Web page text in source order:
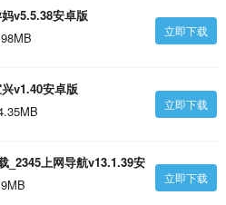
v5.5.38安卓版
立即下载
v1.40安卓版
立即下载
_2345上网导航v13.1.39安
立即下载